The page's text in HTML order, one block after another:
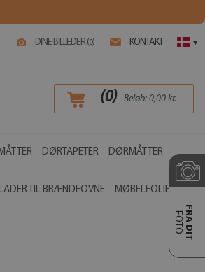
DINE BILLEDER (0) KONTAKT ▾
(0) Beløb: 0,00kr.
DØRTAPETER DØRMÅTTER
TIL BRÆNDEOVNE MØBELFOLIER
FRA DIT
FOTO